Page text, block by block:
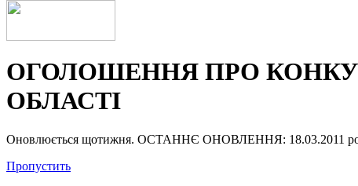
ОГОЛОШЕННЯ ПРО
ОБЛАСТІ
Оновлюється щотижня. ОСТАННЄ ОНОВЛЕННЯ: 18.03.2011
Пропустить